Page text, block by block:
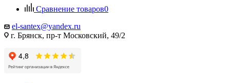
Сравнение товаров0
el-santex@yandex.ru
г. Брянск, пр-т Московский, 49/2